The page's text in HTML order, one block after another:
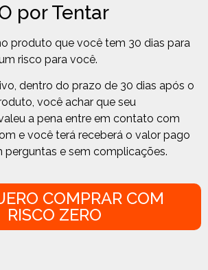
por Tentar
produto que você tem 30 dias para
risco para você.
dentro do prazo de 30 dias após o
você achar que seu
a pena entre em contato com
e você terá receberá o valor pago
perguntas e sem complicações.
COMPRAR COM
RISCO ZERO